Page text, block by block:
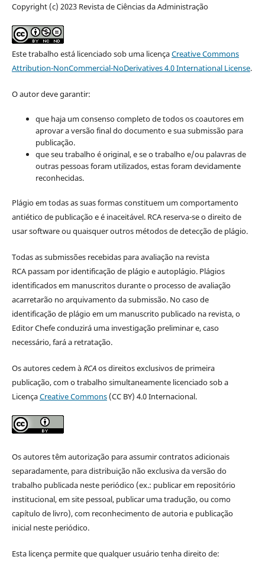
Copyright (c) 2023 Revista de Ciências da Administração
Este trabalho está licenciado sob uma licençaCreative Commons
Attribution-NonCommercial-NoDerivatives 4.0 International License.
O autor deve garantir:
que haja um consenso completo de todos os coautores em
aprovar a versão final do documento e sua submissão para
publicação.
que seu trabalho é original, e se o trabalho e/ou palavras de
outras pessoas foram utilizados, estas foram devidamente
reconhecidas.
Plágio em todas as suas formas constituem um comportamento
antiético de publicação e é inaceitável. RCA reserva-se o direito de
usar software ou quaisquer outros métodos de detecção de plágio.
Todas as submissões recebidas para avaliação na revista
RCA passam por identificação de plágio e autoplágio. Plágios
identificados em manuscritos durante o processo de avaliação
acarretarão no arquivamento da submissão. No caso de
identificação de plágio em um manuscrito publicado na revista, o
Editor Chefe conduzirá uma investigação preliminar e, caso
necessário, fará a retratação.
Os autores cedem àRCAos direitos exclusivos de primeira
publicação, com o trabalho simultaneamente licenciado sob a
LicençaCreative Commons(CC BY) 4.0 Internacional.
Os autores têm autorização para assumir contratos adicionais
separadamente, para distribuição não exclusiva da versão do
trabalho publicada neste periódico (ex.: publicar em repositório
institucional, em site pessoal, publicar uma tradução, ou como
capítulo de livro), com reconhecimento de autoria e publicação
inicial neste periódico.
Esta licença permite que qualquer usuário tenha direito de: